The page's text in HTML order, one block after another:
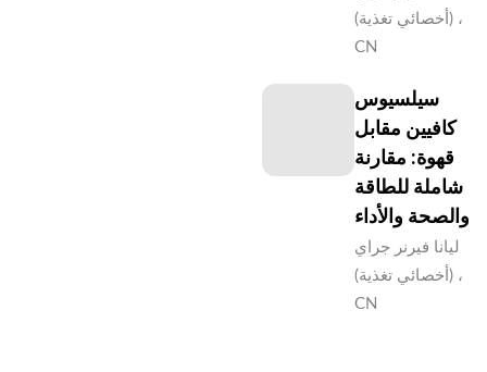
(أخصائي تغذية) ،
CN
سيلسيوس
كافيين مقابل
قهوة: مقارنة
شاملة للطاقة
والصحة والأداء
ليانا فيرنر جراي
(أخصائي تغذية) ،
CN